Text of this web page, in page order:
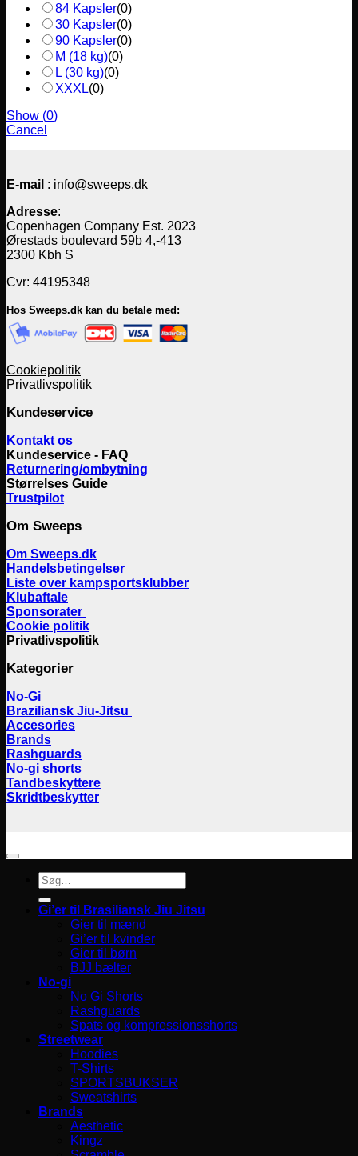
84 Kapsler(0)
30 Kapsler(0)
90 Kapsler(0)
M (18 kg)(0)
L (30 kg)(0)
XXXL(0)
Show (0)
Cancel
E-mail : info@sweeps.dk
Adresse:
Copenhagen Company Est. 2023
Ørestads boulevard 59b 4,-413
2300 Kbh S
Cvr: 44195348
Hos Sweeps.dk kan du betale med:
Cookiepolitik
Privatlivspolitik
Kundeservice
Kontakt os
Kundeservice - FAQ
Returnering/ombytning
Størrelses Guide
Trustpilot
Om Sweeps
Om Sweeps.dk
Handelsbetingelser
Liste over kampsportsklubber
Klubaftale
Sponsorater
Cookie politik
Privatlivspolitik
Kategorier
No-Gi
Braziliansk Jiu-Jitsu
Accesories
Brands
Rashguards
No-gi shorts
Tandbeskyttere
Skridtbeskytter
Søg
efter:
Gi’er til Brasiliansk Jiu Jitsu
Gier til mænd
Gi’er til kvinder
Gier til børn
BJJ bælter
No-gi
No Gi Shorts
Rashguards
Spats og kompressionsshorts
Streetwear
Hoodies
T-Shirts
SPORTSBUKSER
Sweatshirts
Brands
Aesthetic
Kingz